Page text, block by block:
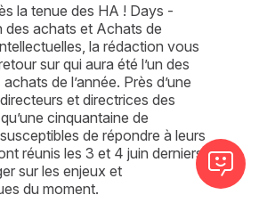
la tenue des HA ! Days -
des achats et Achats de
la rédaction vous
sur qui aura été l’un des
de l’année. Près d’une
et directrices des
cinquantaine de
de répondre à leurs
réunis les 3 et 4 juin derniers
sur les enjeux et
du moment.